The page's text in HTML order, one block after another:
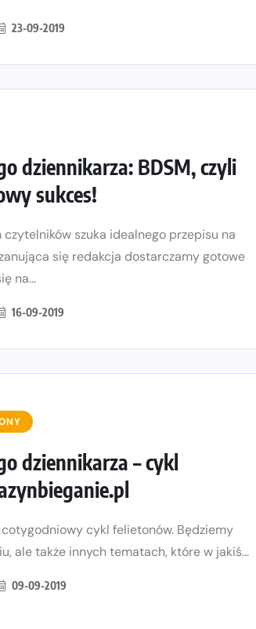
23-09-2019
dziennikarza: BDSM, czyli
sukces!
szuka idealnego przepisu na
się redakcja dostarczamy gotowe
na...
16-09-2019
dziennikarza – cykl
cykl felietonów. Będziemy
ale także innych tematach, które w jakiś...
09-09-2019